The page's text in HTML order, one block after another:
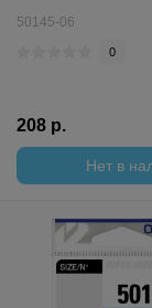
50145-06
0
208 р.
Нет в